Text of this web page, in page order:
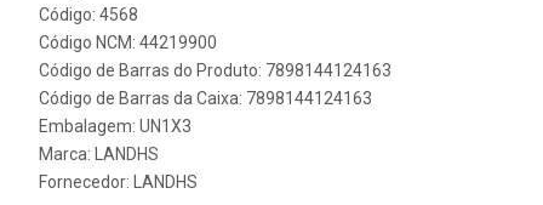
Código: 4568
Código NCM: 44219900
Código de Barras do Produto: 7898144124163
Código de Barras da Caixa: 7898144124163
Embalagem: UN1X3
Marca:
LANDHS
Fornecedor:
LANDHS